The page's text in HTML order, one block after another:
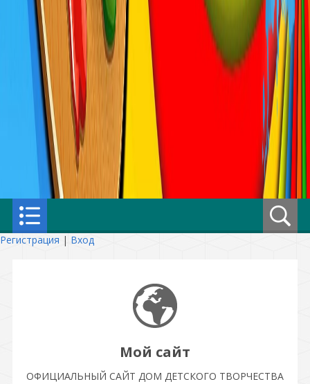
Регистрация | Вход
Мой сайт
ОФИЦИАЛЬНЫЙ САЙТ ДОМ ДЕТСКОГО ТВОРЧЕСТВА